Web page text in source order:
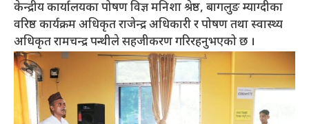
केन्द्रीय कार्यालयका पोषण विज्ञ मनिशा श्रेष्ठ, बागलुङ म्याग्दीका
वरिष्ठ कार्यक्रम अधिकृत राजेन्द्र अधिकारी र पोषण तथा स्वास्थ्य
अधिकृत रामचन्द्र पन्थीले सहजीकरण गरिरहनुभएको छ ।